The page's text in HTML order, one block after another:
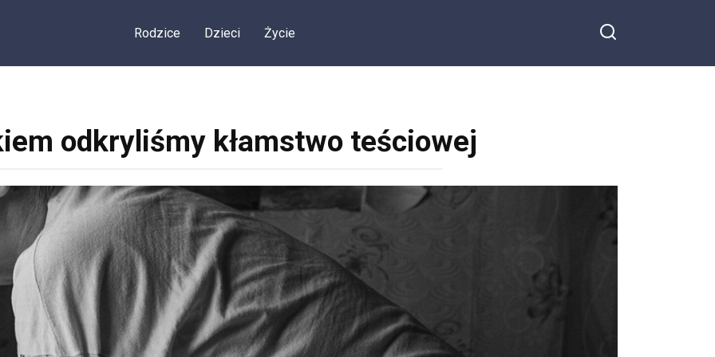
Rodzice Dzieci Życie
odkryliśmy kłamstwo teściowej